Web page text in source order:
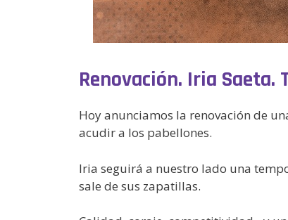
Renovación. Iria
Hoy anunciamos la renovación de
acudir a los pabellones.
Iria seguirá a nuestro lado una
sale de sus zapatillas.